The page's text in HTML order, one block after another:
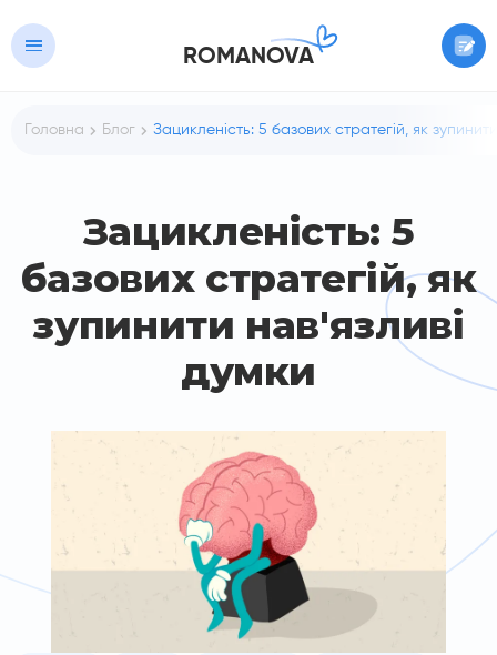
ROMANOVA
Головна Блог Зацикленість: 5 базових стратегій, як
Зацикленість: 5
базових стратегій, як
зупинити нав'язливі
думки